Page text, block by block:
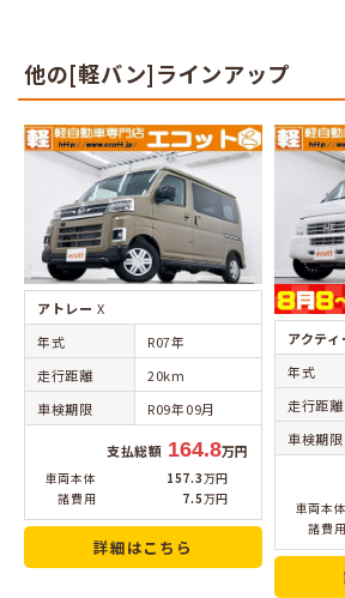
他の[軽バン]ラインアップ
アトレー X
年式
R07年
走行距離
20km
車検期限
R09年09月
支払総額 164.8万円
車両本体 157.3万円
諸費用
7.5万円
詳細はこちら
アクテ
年式
走行距離
車検期限
車両本体
諸費用